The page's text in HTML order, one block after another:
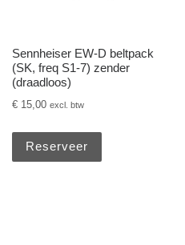
Sennheiser EW-D beltpack
(SK, freq S1-7) zender
(draadloos)
€ 15,00 excl. btw
Reserveer